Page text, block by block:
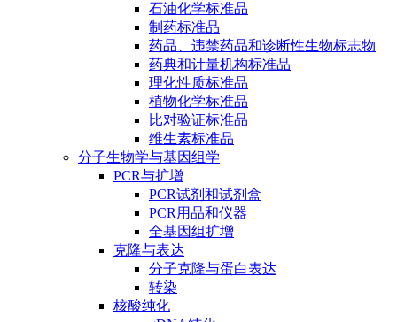
石油化学标准品
制药标准品
药品、违禁药品和诊断性生物标志物
药典和计量机构标准品
理化性质标准品
植物化学标准品
比对验证标准品
维生素标准品
分子生物学与基因组学
PCR与扩增
PCR试剂和试剂盒
PCR用品和仪器
全基因组扩增
克隆与表达
分子克隆与蛋白表达
转染
核酸纯化